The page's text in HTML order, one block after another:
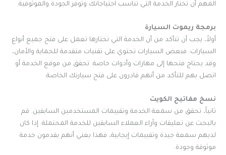
المهم أن تختار الخدمة التي تناسب احتياجاتك وتوفر الجودة والموثوقية.
برمجة ريموت السيارة
أولاً، يجب أن تتأكد من أن الخدمة التي تختارها تعمل على فتح جميع أنواع
السيارات. فبعض السيارات تحتوي على تقنيات متقدمة للحماية والأمان،
وقد يحتاج فتحها إلى مهارات وأدوات خاصة. تحقق من موقع الخدمة أو
اتصل بهم للتأكد من أنهم قادرون على فتح سيارتك الخاصة.
نسخ مفاتيح الكويت
ثانياً، تحقق من سمعة الخدمة وتقييمات المستخدمين السابقين. قم
بالبحث عن تعليقات وآراء العملاء السابقين للخدمة المحتملة. إذا كان
لديهم سمعة جيدة وتقييمات إيجابية، فهذا يعني أنهم يقدمون خدمة
موثوقة وجودة.